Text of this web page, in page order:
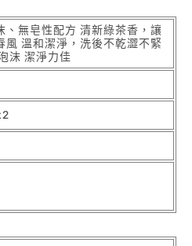
、無皂性配方 清新綠茶香，讓
風 溫和潔淨，洗後不乾澀不緊
沫 潔淨力佳